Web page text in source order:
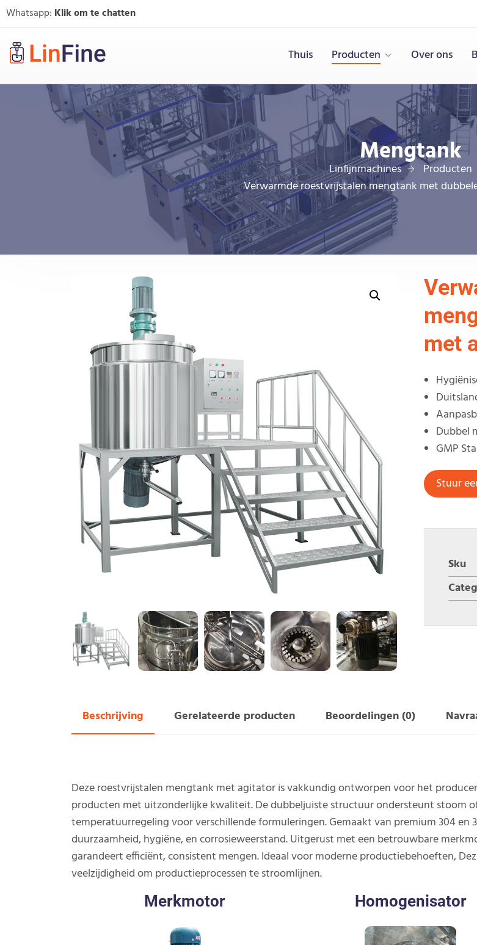
Whatsapp: Klik om te chatten
Thuis Producten Over ons
Mengtank
Linfijnmachines
Producten
Verwarmde roestvrijstalen mengtank met
met
Dubbel
GMP
Stuur
Sku
Beschrijving Gerelateerde producten Beoordelingen (0)
Deze roestvrijstalen mengtank met agitator is vakkundig ontworpen voor het
producten met uitzonderlijke kwaliteit. De dubbeljuiste structuur ondersteunt stoom
temperatuurregeling voor verschillende formuleringen. Gemaakt van premium 304 en
duurzaamheid, hygiëne, en corrosieweerstand. Uitgerust met een betrouwbare
garandeert efficiënt, consistent mengen. Ideaal voor moderne productiebehoeften,
veelzijdigheid om productieprocessen te stroomlijnen.
Merkmotor Homogenisator